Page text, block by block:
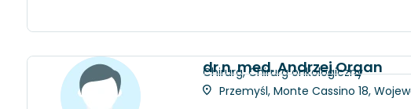
dr n. med. Andrzej Organ
Chirurg, Chirurg onkologiczny
Przemyśl, Monte Cassino 18,